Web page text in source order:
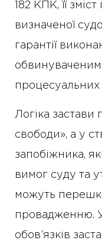
182 КПК, її
визначеної
гарантії
процесуальних
Логіка застави
свободи», а у
запобіжника,
вимог суду та
можуть
провадженню.
обов’язків